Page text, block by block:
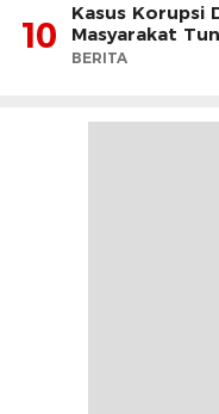
10
Kasus Korupsi
Masyarakat
BERITA